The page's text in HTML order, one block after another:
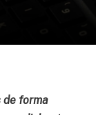
de forma